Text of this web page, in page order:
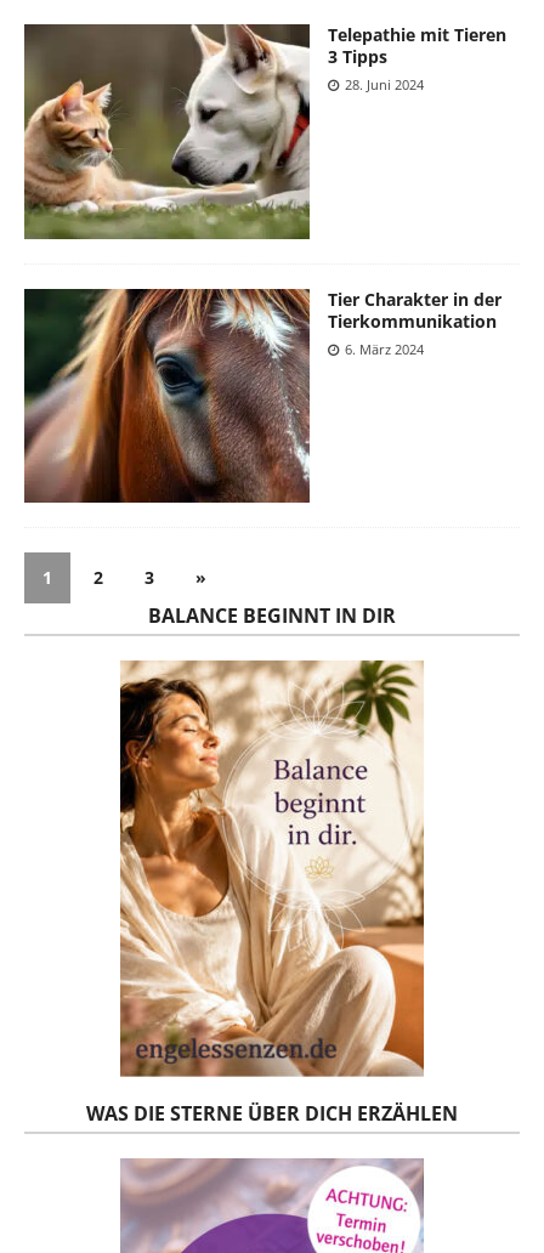
Telepathie mit Tieren
3 Tipps
28. Juni 2024
Tier Charakter in der
Tierkommunikation
6. März 2024
1 2 3 »
BALANCE BEGINNT IN DIR
WAS DIE STERNE ÜBER DICH ERZÄHLEN